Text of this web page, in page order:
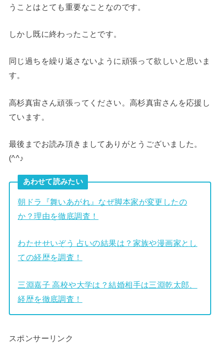
うことはとても重要なことなのです。
しかし既に終わったことです。
同じ過ちを繰り返さないように頑張って欲しいと思いま
す。
高杉真宙さん頑張ってください。高杉真宙さんを応援し
ています。
最後までお読み頂きましてありがとうございました。
(^^♪
あわせて読みたい
朝ドラ『舞いあがれ』なぜ脚本家が変更したの
か？理由を徹底調査！
わたせせいぞう 占いの結果は？家族や漫画家とし
ての経歴を調査！
三淵嘉子 高校や大学は？結婚相手は三淵乾太郎、
経歴を徹底調査！
スポンサーリンク